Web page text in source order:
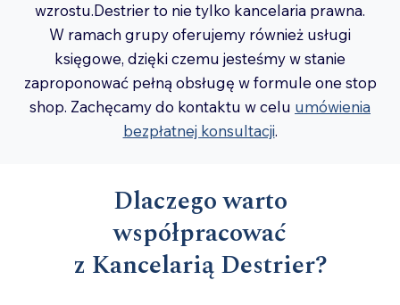
wzrostu.Destrier to nie tylko kancelaria prawna.
W ramach grupy oferujemy również usługi
księgowe, dzięki czemu jesteśmy w stanie
zaproponować pełną obsługę w formule one stop
shop. Zachęcamy do kontaktu w celu umówienia
bezpłatnej konsultacji.
Dlaczego warto
współpracować
z Kancelarią Destrier?